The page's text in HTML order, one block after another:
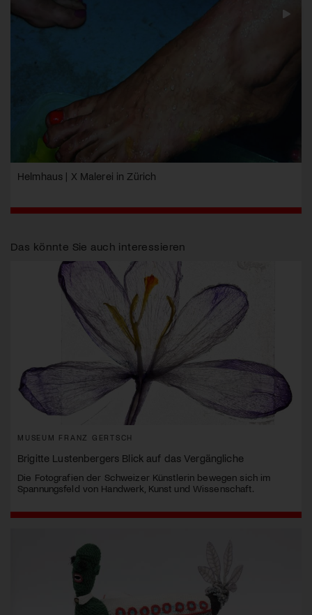
Helmhaus | X Malerei in Zürich
Das könnte Sie auch interessieren
MUSEUM FRANZ GERTSCH
Brigitte Lustenbergers Blick auf das Vergängliche
Die Fotografien der Schweizer Künstlerin bewegen sich im
Spannungsfeld von Handwerk, Kunst und Wissenschaft.